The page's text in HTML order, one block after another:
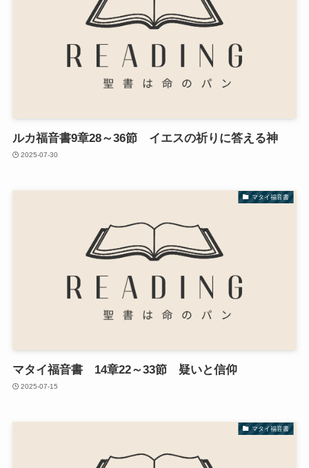
ルカ福音書9章28～36節 イエスの祈りに答える神
2025-07-30
マタイ福音書
マタイ福音書 14章22～33節 疑いと信仰
2025-07-15
マタイ福音書